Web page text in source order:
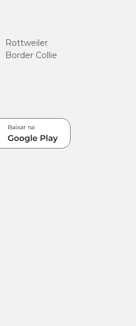
Rottweiler
Border Collie